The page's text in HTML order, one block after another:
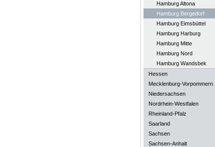
Hamburg Altona
Hamburg Bergedorf
Hamburg Eimsbüttel
Hamburg Harburg
Hamburg Mitte
Hamburg Nord
Hamburg Wandsbek
Hessen
Mecklenburg-Vorpommern
Niedersachsen
Nordrhein-Westfalen
Rheinland-Pfalz
Saarland
Sachsen
Sachsen-Anhalt